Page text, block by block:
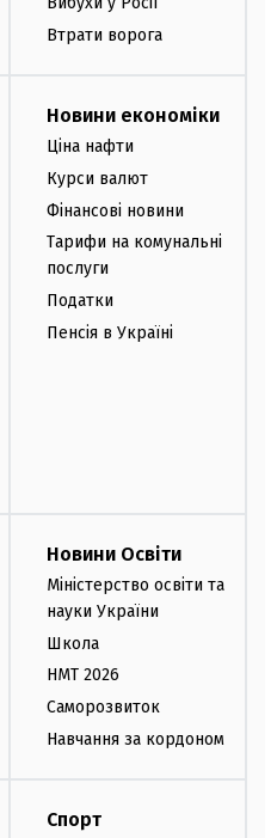
Втрати ворога
Новини економіки
Ціна нафти
Курси валют
Фінансові новини
Тарифи на комунальні
послуги
Податки
Пенсія в Україні
Новини Освіти
Міністерство освіти та
науки України
Школа
НМТ 2026
Саморозвиток
Навчання за кордоном
Спорт